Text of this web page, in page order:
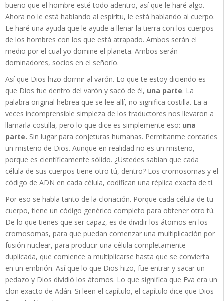
bueno que el hombre esté todo adentro, así que le haré algo.
Ahora no le está hablando al espíritu, le está hablando al cuerpo.
Le haré una ayuda que le ayude a llenar la tierra con los cuerpos
de los hombres con los que está atrapado. Ambos serán el
medio por el cual yo domine el planeta. Ambos serán
dominadores, socios en el señorío.
Así que Dios hizo dormir al varón. Lo que te estoy diciendo es
que Dios fue dentro del varón y sacó de él, una parte. La
palabra original hebrea que se lee allí, no significa costilla. La a
veces incomprensible simpleza de los traductores nos llevaron a
llamarla costilla, pero lo que dice es simplemente eso: una
parte. Sin lugar para conjeturas humanas. Permítanme contarles
un misterio de Dios. Aunque en realidad no es un misterio,
porque es científicamente sólido. ¿Ustedes sabían que cada
célula de sus cuerpos tiene otro tú, dentro? Los cromosomas y el
código de ADN en cada célula, codifican una réplica exacta de ti.
Por eso se habla tanto de la clonación. Porque cada célula de tu
cuerpo, tiene un código genérico completo para obtener otro tú.
De lo que tienes que ser capaz, es de dividir los átomos en los
cromosomas, para que puedan comenzar una multiplicación por
fusión nuclear, para producir una célula completamente
duplicada, que comience a multiplicarse hasta que se convierta
en un embrión. Así que lo que Dios hizo, fue entrar y sacar un
pedazo y Dios dividió los átomos. Lo que significa que Eva era un
clon exacto de Adán. Si leen el capítulo, el capítulo dice que Dios